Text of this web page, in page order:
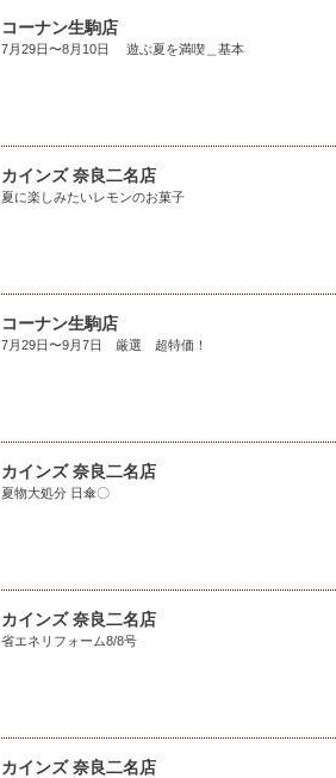
コーナン生駒店
7月29日〜8月10日 遊ぶ夏を満喫＿基本
カインズ 奈良二名店
夏に楽しみたいレモンのお菓子
コーナン生駒店
7月29日〜9月7日 厳選 超特価！
カインズ 奈良二名店
夏物大処分 日傘〇
カインズ 奈良二名店
省エネリフォーム8/8号
カインズ 奈良二名店